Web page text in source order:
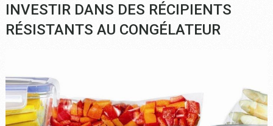
INVESTIR DANS DES RÉCIPIENTS
RÉSISTANTS AU CONGÉLATEUR